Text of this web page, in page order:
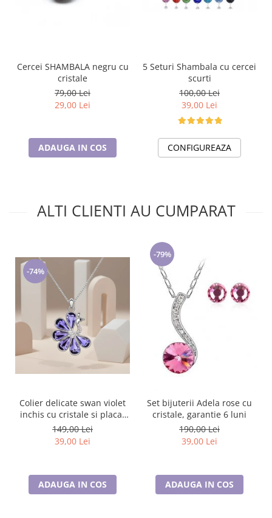
Cercei SHAMBALA negru cu
cristale
79,00 Lei
29,00 Lei
ADAUGA IN COS
5 Seturi Shambala cu cercei
scurti
100,00 Lei
39,00 Lei
CONFIGUREAZA
ALTI CLIENTI AU CUMPARAT
-74%
Colier delicate swan violet
inchis cu cristale si placat
cu aur
149,00 Lei
39,00 Lei
ADAUGA IN COS
-79%
Set bijuterii Adela rose cu
cristale, garantie 6 luni
190,00 Lei
39,00 Lei
ADAUGA IN COS